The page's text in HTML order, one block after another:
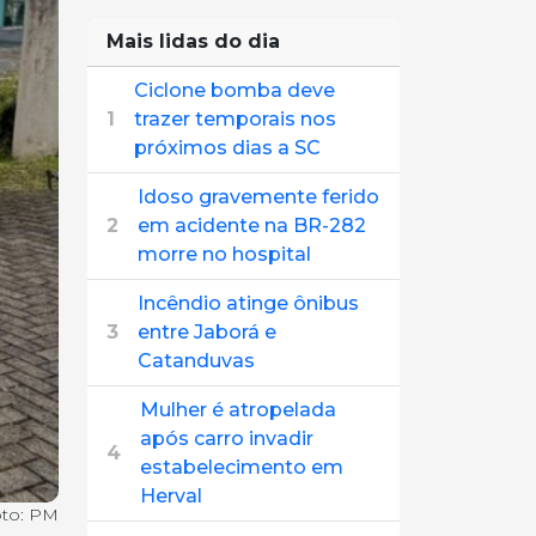
PM
Mais lidas do dia
1
Ciclone bomba deve
trazer temporais nos
próximos dias a SC
2
Idoso gravemente ferido
em acidente na BR-282
morre no hospital
3
Incêndio atinge ônibus
entre Jaborá e
Catanduvas
4
Mulher é atropelada
após carro invadir
estabelecimento em
Herval